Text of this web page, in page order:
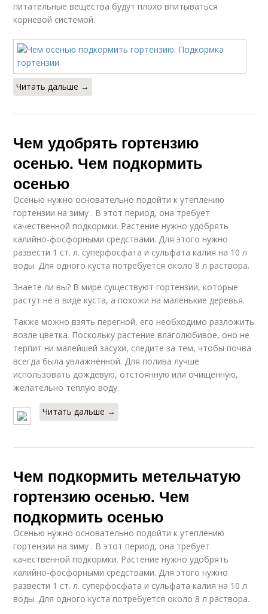
питательные вещества будут плохо впитываться
корневой системой.
Читать дальше →
Чем удобрять гортензию
осенью. Чем подкормить
осенью
Осенью нужно основательно подойти к утеплению
гортензии на зиму . В этот период, она требует
качественной подкормки. Растение нужно удобрять
калийно-фосфорными средствами. Для этого нужно
развести 1 ст. л. суперфосфата и сульфата калия на 10 л
воды. Для одного куста потребуется около 8 л раствора.
Знаете ли вы? В мире существуют гортензии, которые
растут не в виде куста, а похожи на маленькие деревья.
Также можно взять перегной, его необходимо разложить
возле цветка. Поскольку растение влаголюбивое, оно не
терпит ни малейшей засухи, следите за тем, чтобы почва
всегда была увлажнённой. Для полива лучше
использовать дождевую, отстоянную или очищенную,
желательно тёплую воду.
Читать дальше →
Чем подкормить метельчатую
гортензию осенью. Чем
подкормить осенью
Осенью нужно основательно подойти к утеплению
гортензии на зиму . В этот период, она требует
качественной подкормки. Растение нужно удобрять
калийно-фосфорными средствами. Для этого нужно
развести 1 ст. л. суперфосфата и сульфата калия на 10 л
воды. Для одного куста потребуется около 8 л раствора.